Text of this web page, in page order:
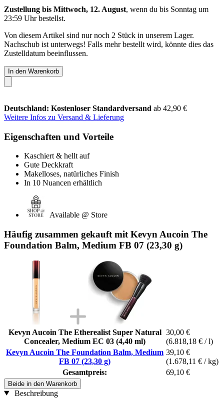
Zustellung bis Mittwoch, 12. August, wenn du bis Sonntag um
23:59 Uhrbestellst.
Von diesem Artikel sind nur noch 2 Stück in unserem Lager.
Nachschub ist unterwegs! Falls mehr bestellt wird, könnte dies das
Zustelldatum beeinflussen.
In den Warenkorb
Deutschland: Kostenloser Standardversand ab 42,90 €
Weitere Infos zu Versand & Lieferung
Eigenschaften und Vorteile
Kaschiert & hellt auf
Gute Deckkraft
Makelloses, natürliches Finish
In 10 Nuancen erhältlich
Available @ Store
Häufig zusammen gekauft mit Kevyn Aucoin The
Foundation Balm, Medium FB 07 (23,30 g)
Kevyn Aucoin The Etherealist Super Natural
Concealer, Medium EC 03 (4,40 ml)
30,00 €
(6.818,18 € / l)
Kevyn Aucoin The Foundation Balm, Medium
FB 07 (23,30 g)
39,10 €
(1.678,11 € / kg)
Gesamtpreis:
69,10 €
Beide in den Warenkorb
Beschreibung